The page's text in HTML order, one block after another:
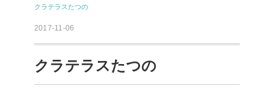
クラテラスたつの
2017-11-06
クラテラスたつの